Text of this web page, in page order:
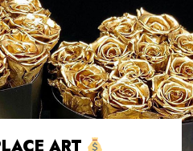
ART